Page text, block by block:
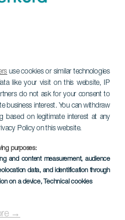
use cookies or similar technologies
like your visit on this website, IP
do not ask for your consent to
business interest. You can withdraw
based on legitimate interest at any
Policy on this website.
purposes:
and content measurement, audience
data, and identification through
on a device, Technical cookies
→